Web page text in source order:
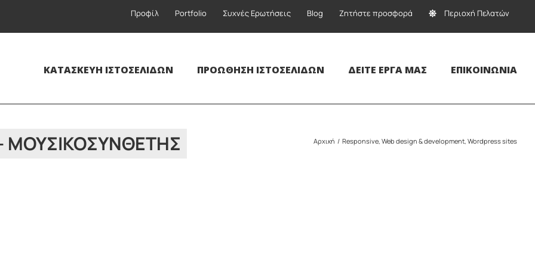
Προφίλ Portfolio Συχνές Ερωτήσεις Blog Ζητήστε προσφορά Περιοχή Πελατών
ΚΑΤΑΣΚΕΥΉ ΙΣΤΟΣΕΛΊΔΩΝ ΠΡΟΏΘΗΣΗ ΙΣΤΟΣΕΛΊΔΩΝ ΔΕΊΤΕ ΈΡΓΑ ΜΑΣ ΕΠΙΚΟΙΝΩΝΊΑ
ΜΟΥΣΙΚΟΣΥΝΘΈΤΗΣ Αρχική Responsive Web design & development Wordpress sites